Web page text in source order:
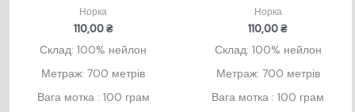
Норка
110,00₴
Склад: 100% нейлон
Метраж: 700 метрів
Вага мотка : 100 грам
Норка
110,00₴
Склад: 100% нейлон
Метраж: 700 метрів
Вага мотка : 100 грам